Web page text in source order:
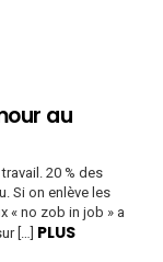
au
20 % des
Si on enlève les
« no zob in job » a
[…] PLUS